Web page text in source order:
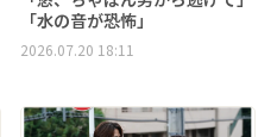
「水の音が恐怖」
2026.07.20 18:11